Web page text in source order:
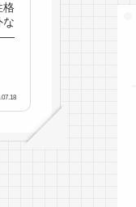
格
な